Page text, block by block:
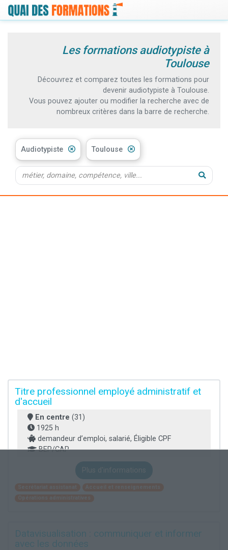
Les formations audiotypiste à
Toulouse
Découvrez et comparez toutes les formations pour
devenir audiotypiste à Toulouse.
Vous pouvez ajouter ou modifier la recherche avec de
nombreux critères dans la barre de recherche.
Audiotypiste Toulouse
Titre professionnel employé administratif et
d'accueil
En centre (31)
1925 h
demandeur d’emploi, salarié, Éligible CPF
BEP/CAP
Plus d'informations
Datavisualisation : communiquer et informer
avec les données